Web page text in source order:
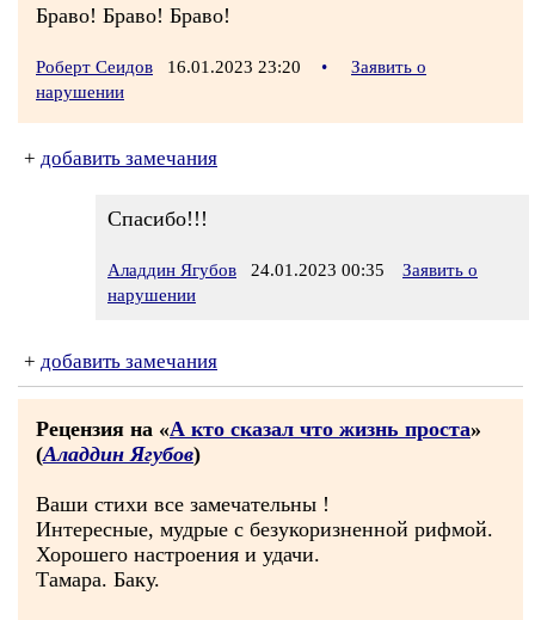
Браво! Браво! Браво!
Роберт Сеидов 16.01.2023 23:20 •
Заявить о
нарушении
+ добавить замечания
Спасибо!!!
Аладдин Ягубов 24.01.2023 00:35
Заявить о
нарушении
+ добавить замечания
Рецензия на «А кто сказал что жизнь проста»
(Аладдин Ягубов)
Ваши стихи все замечательны !
Интересные, мудрые с безукоризненной рифмой.
Хорошего настроения и удачи.
Тамара. Баку.